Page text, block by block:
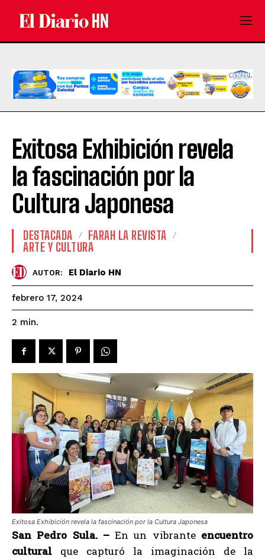
Exitosa Exhibición revela
la fascinación por la
Cultura Japonesa
DESTACADA
FARAH LA REVISTA
ARTE Y CULTURA
AUTOR: El Diario HN
febrero 17, 2024
2 min.
Exitosa Exhibición revela la fascinación por la Cultura Japonesa
San Pedro Sula. –En un vibrante encuentro
cultural que capturó la imaginación de la